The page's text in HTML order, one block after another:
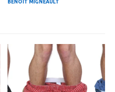
BENOIT MIGNEAULT